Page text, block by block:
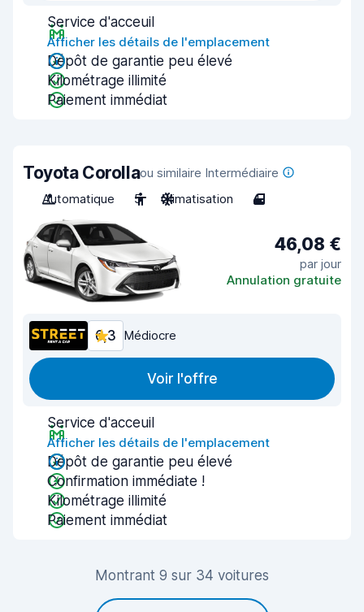
Service d'acceuil
Afficher les détails de l'emplacement
Dépôt de garantie peu élevé
Kilométrage illimité
Paiement immédiat
Toyota Corollaou similaire Intermédiaire
Automatique
5 Climatisation 4
46,08 €
par jour
Annulation gratuite
6,3 Médiocre
Voir l'offre
Service d'acceuil
Afficher les détails de l'emplacement
Dépôt de garantie peu élevé
Confirmation immédiate !
Kilométrage illimité
Paiement immédiat
Montrant 9 sur 34 voitures